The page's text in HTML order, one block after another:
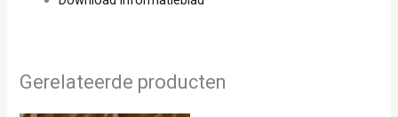
Gerelateerde producten